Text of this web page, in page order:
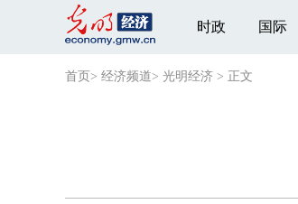
时政 国际
首页 > 经济频道> 光明经济 > 正文